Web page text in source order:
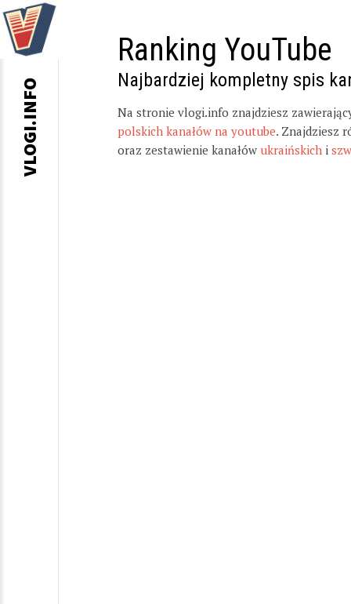
Ranking YouTube
Najbardziej kompletny spis
Na stronie vlogi.info znajdziesz
polskich kanałów na youtube. Znajdziesz
oraz zestawienie kanałów ukraińskich i
VLOGI.INFO